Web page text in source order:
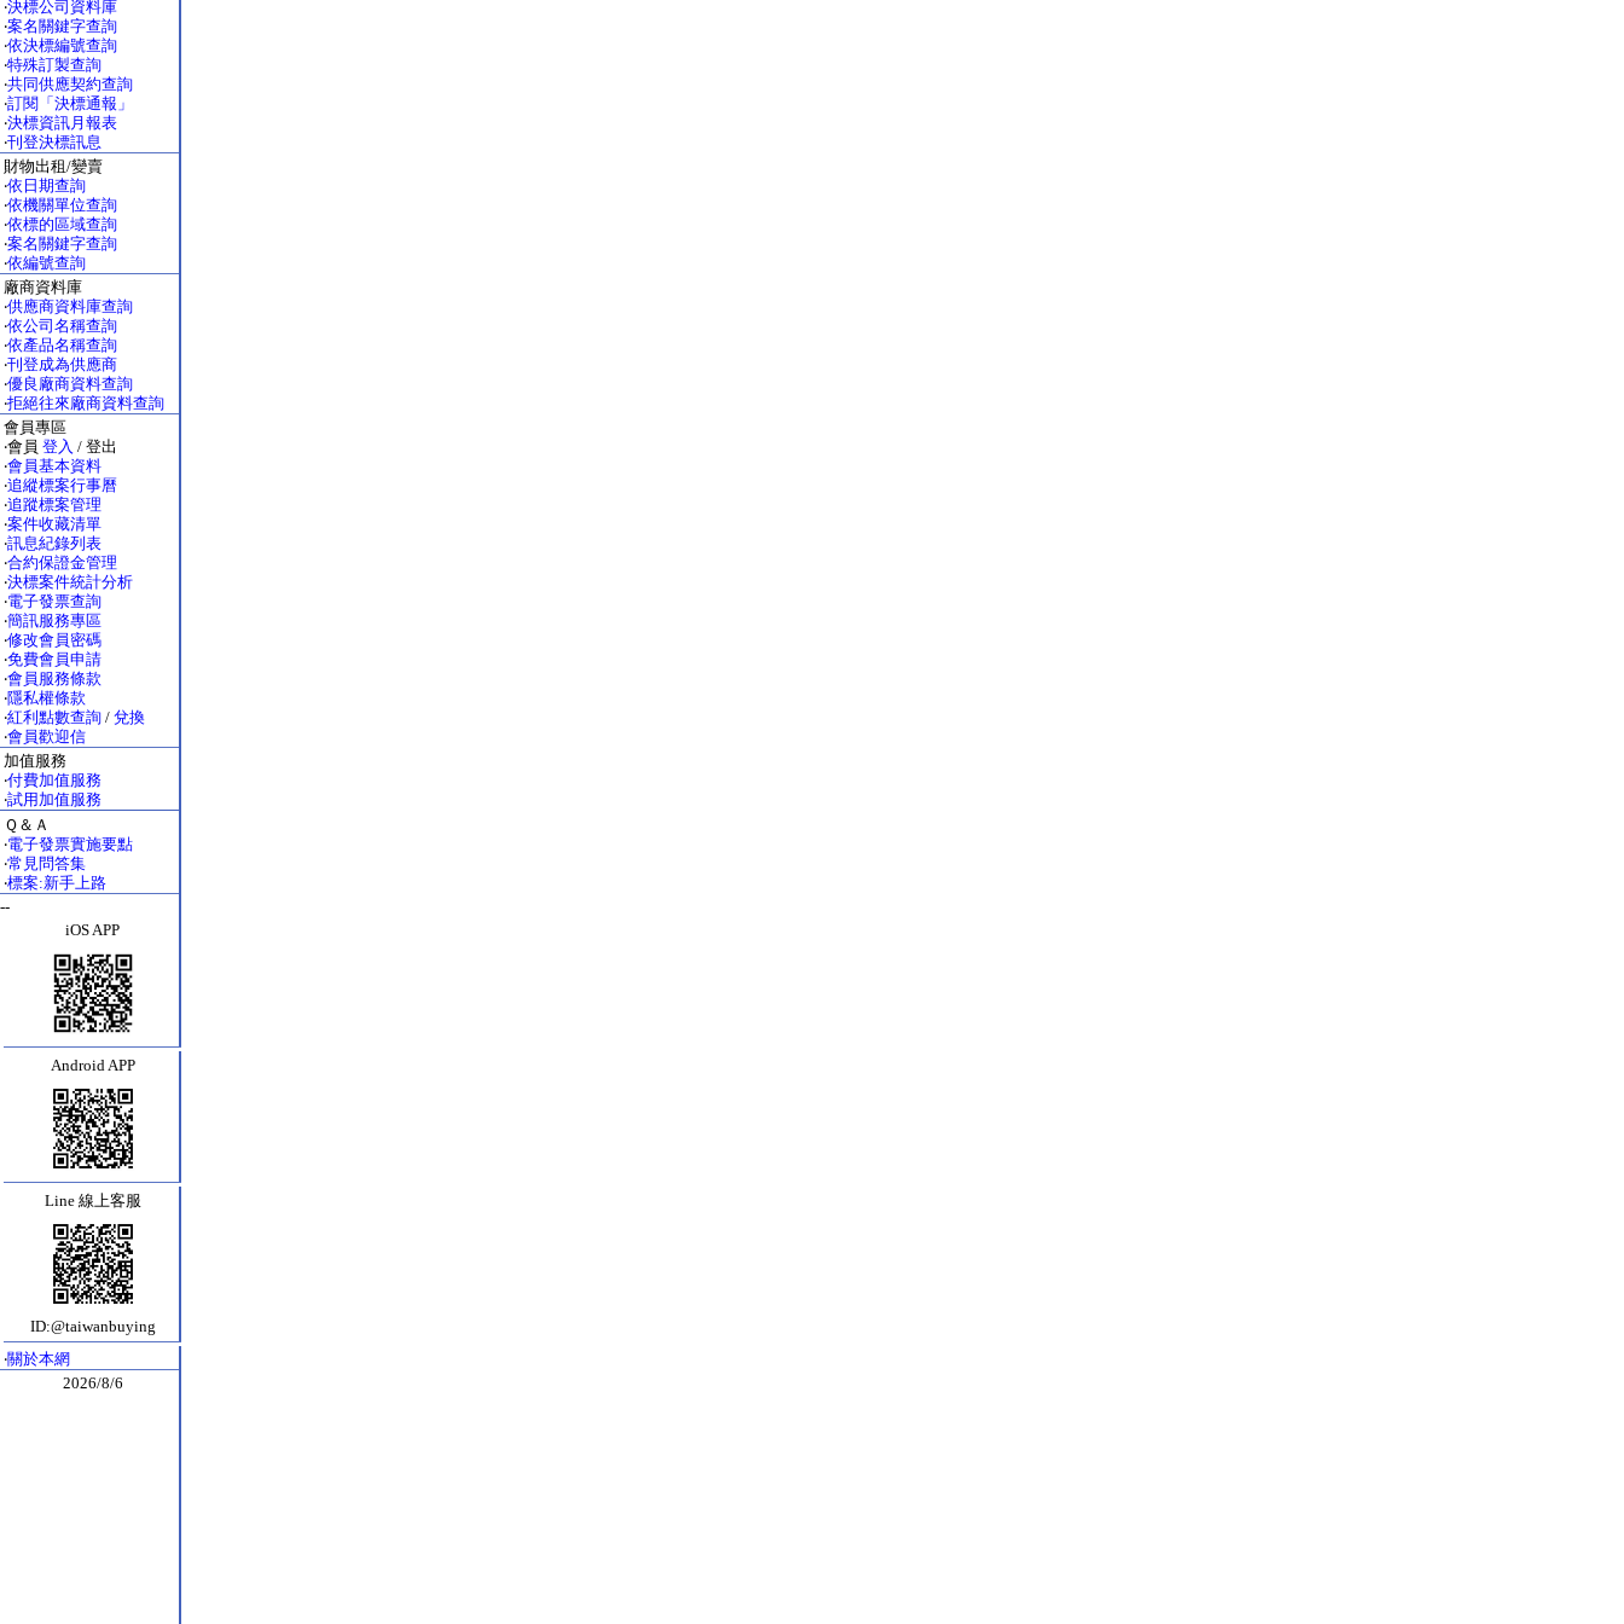
‧決標公司資料庫
‧案名關鍵字查詢
‧依決標編號查詢
‧特殊訂製查詢
‧共同供應契約查詢
‧訂閱「決標通報」
‧決標資訊月報表
‧刊登決標訊息
財物出租/變賣
‧依日期查詢
‧依機關單位查詢
‧依標的區域查詢
‧案名關鍵字查詢
‧依編號查詢
廠商資料庫
‧供應商資料庫查詢
‧依公司名稱查詢
‧依產品名稱查詢
‧刊登成為供應商
‧優良廠商資料查詢
‧拒絕往來廠商資料查詢
會員專區
‧會員 登入 / 登出
‧會員基本資料
‧追縱標案行事曆
‧追蹤標案管理
‧案件收藏清單
‧訊息紀錄列表
‧合約保證金管理
‧決標案件統計分析
‧電子發票查詢
‧簡訊服務專區
‧修改會員密碼
‧免費會員申請
‧會員服務條款
‧隱私權條款
‧紅利點數查詢 / 兌換
‧會員歡迎信
加值服務
‧付費加值服務
‧試用加值服務
Ｑ＆Ａ
‧電子發票實施要點
‧常見問答集
‧標案:新手上路
--
iOS APP
Android APP
Line 線上客服
ID:@taiwanbuying
‧關於本網
2026/8/6